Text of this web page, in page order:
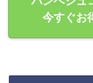
今すぐお